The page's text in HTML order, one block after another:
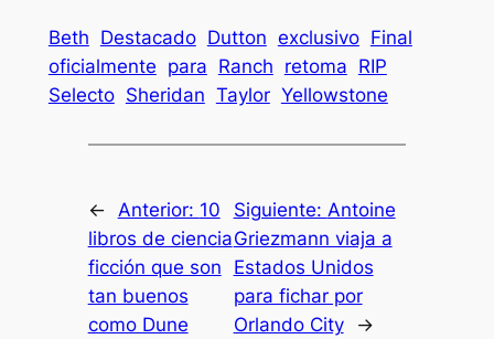
Beth Destacado Dutton exclusivo Final
oficialmente para Ranch retoma RIP
Selecto Sheridan Taylor Yellowstone
← Anterior: 10
libros de ciencia
ficción que son
tan buenos
como Dune
Siguiente: Antoine
Griezmann viaja a
Estados Unidos
para fichar por
Orlando City
→